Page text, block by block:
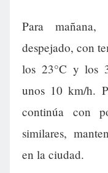
Para
despejado, con
los 23°C y los
unos 10 km/h.
continúa con
similares,
en la ciudad.